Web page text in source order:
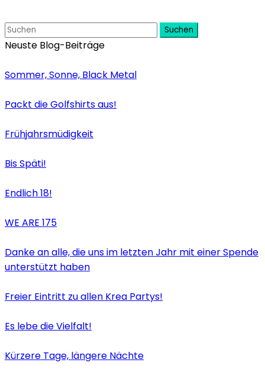
Suchen
Neuste Blog-Beiträge
Sommer, Sonne, Black Metal
Packt die Golfshirts aus!
Frühjahrsmüdigkeit
Bis Späti!
Endlich 18!
WE ARE 175
Danke an alle, die uns im letzten Jahr mit einer Spende
unterstützt haben
Freier Eintritt zu allen Krea Partys!
Es lebe die Vielfalt!
Kürzere Tage, längere Nächte